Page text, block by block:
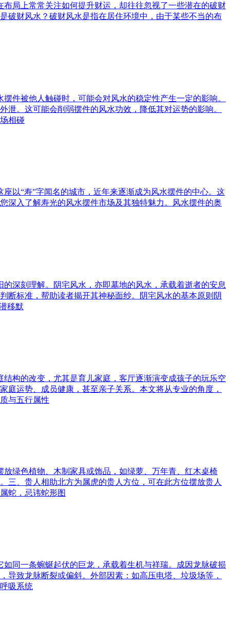
局上常常关注如何提升财运，却往往忽视了一些潜在的破财
破财风水？破财风水是指在居住环境中，由于某些不当的布
件被他人触碰时，可能会对风水的稳定性产生一定的影响。
。这可能会削弱摆件的风水功效，降低其对运势的影响。
相碰
以“寿”字闻名的城市，近年来逐渐成为风水摆件的中心。这
深入了解寿光的风水摆件市场及其独特魅力。风水摆件的奥
深刻理解。阴宅风水，亦即墓地的风水，承载着逝者的安息
断标准，帮助读者揭开其神秘面纱。阴宅风水的基本原则阴
移默
构的改变，尤其是育儿家庭，客厅逐渐演变成孩子的玩乐空
运势、成员健康，甚至亲子关系。本文将从专业的角度，
与五行属性
绿色植物、木制家具或饰品，如绿萝、万年青、红木桌椅
三、贵人相助北方为属虎的贵人方位，可在此方位摆放贵人
蛇，忌讳蛇形图
同一条蜿蜒起伏的巨龙，承载着生机与祥瑞。成因龙脉破损
致龙脉断裂或偏斜。外部因素：如高压电塔、垃圾场等，
吸系统